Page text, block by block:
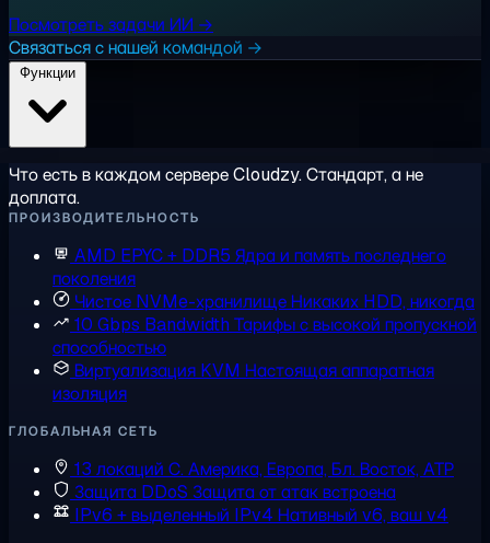
Посмотреть задачи ИИ →
Связаться с нашей командой →
Что есть в каждом сервере Cloudzy. Стандарт, а не
доплата.
ПРОИЗВОДИТЕЛЬНОСТЬ
AMD EPYC + DDR5 Ядра и память последнего
поколения
Чистое NVMe-хранилищеНикаких HDD, никогда
10 Gbps Bandwidth Тарифы с высокой пропускной
способностью
Виртуализация KVM Настоящая аппаратная
изоляция
ГЛОБАЛЬНАЯ СЕТЬ
13 локаций С. Америка, Европа, Бл. Восток, АТР
Защита DDoS Защита от атак встроена
IPv6 + выделенный IPv4 Нативный v6, ваш v4